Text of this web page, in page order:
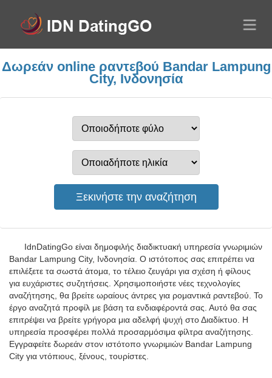
Δωρεάν online ραντεβού Bandar Lampung
City, Ινδονησία
IdnDatingGo είναι δημοφιλής διαδικτυακή υπηρεσία γνωριμιών
Bandar Lampung City, Ινδονησία. Ο ιστότοπος σας επιτρέπει να
επιλέξετε τα σωστά άτομα, το τέλειο ζευγάρι για σχέση ή φίλους
για ευχάριστες συζητήσεις. Χρησιμοποιήστε νέες τεχνολογίες
αναζήτησης, θα βρείτε ωραίους άντρες για ρομαντικά ραντεβού. Το
έργο αναζητά προφίλ με βάση τα ενδιαφέροντά σας. Αυτό θα σας
επιτρέψει να βρείτε γρήγορα μια αδελφή ψυχή στο Διαδίκτυο. Η
υπηρεσία προσφέρει πολλά προσαρμόσιμα φίλτρα αναζήτησης.
Εγγραφείτε δωρεάν στον ιστότοπο γνωριμιών Bandar Lampung
City για ντόπιους, ξένους, τουρίστες.